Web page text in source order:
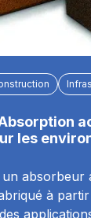
les
absorbeur
à